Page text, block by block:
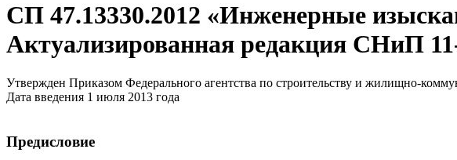
СП 47.13330.2012 «Инженерные
Актуализированная редакция СНиП
Утвержден Приказом Федерального агентства по строительству и жилищно-
Дата введения 1 июля 2013 года
Предисловие